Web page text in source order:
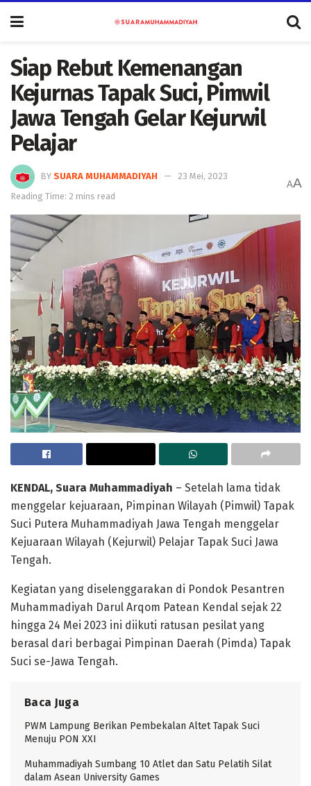
Siap Rebut Kemenangan
Kejurnas Tapak Suci, Pimwil
Jawa Tengah Gelar Kejurwil
Pelajar
BY SUARA MUHAMMADIYAH
23 Mei, 2023
Reading Time: 2 mins read
AA
KENDAL, Suara Muhammadiyah – Setelah lama tidak
menggelar kejuaraan, Pimpinan Wilayah (Pimwil) Tapak
Suci Putera Muhammadiyah Jawa Tengah menggelar
Kejuaraan Wilayah (Kejurwil) Pelajar Tapak Suci Jawa
Tengah.
Kegiatan yang diselenggarakan di Pondok Pesantren
Muhammadiyah Darul Arqom Patean Kendal sejak 22
hingga 24 Mei 2023 ini diikuti ratusan pesilat yang
berasal dari berbagai Pimpinan Daerah (Pimda) Tapak
Suci se-Jawa Tengah.
Baca Juga
PWM Lampung Berikan Pembekalan Altet Tapak Suci
Menuju PON XXI
Muhammadiyah Sumbang 10 Atlet dan Satu Pelatih Silat
dalam Asean University Games